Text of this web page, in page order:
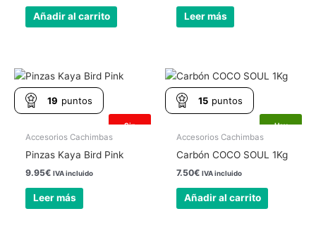
Añadir al carrito Leer más
Sin
existencias
19 puntos
Accesorios Cachimbas
Pinzas Kaya Bird Pink
9.95€ IVA incluido
Leer más
Hay
existencias
15 puntos
Accesorios Cachimbas
Carbón COCO SOUL 1Kg
7.50€ IVA incluido
Añadir al carrito